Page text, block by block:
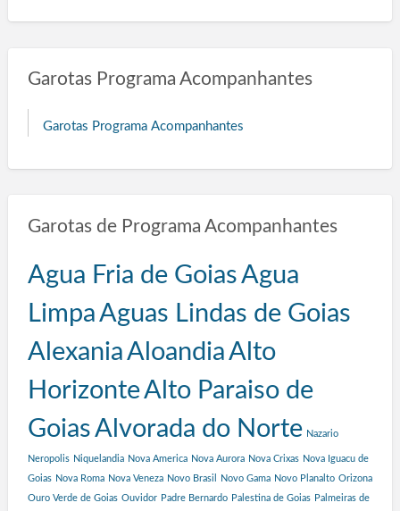
Garotas Programa Acompanhantes
Garotas Programa Acompanhantes
Garotas de Programa Acompanhantes
Agua Fria de GoiasAgua
LimpaAguas Lindas de Goias
AlexaniaAloandiaAlto
HorizonteAlto Paraiso de
GoiasAlvorada do Norte Nazario
Neropolis Niquelandia Nova America Nova Aurora Nova Crixas Nova Iguacu de
Goias Nova Roma Nova Veneza Novo Brasil Novo Gama Novo Planalto Orizona
Ouro Verde de Goias Ouvidor Padre Bernardo Palestina de Goias Palmeiras de